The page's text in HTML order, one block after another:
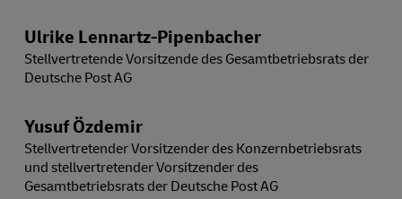
Ulrike Lennartz-Pipenbacher
Stellvertretende Vorsitzende des Gesamtbetriebsrats der
Deutsche Post AG
Yusuf Özdemir
Stellvertretender Vorsitzender des Konzernbetriebsrats
und stellvertretender Vorsitzender des
Gesamtbetriebsrats der Deutsche Post AG